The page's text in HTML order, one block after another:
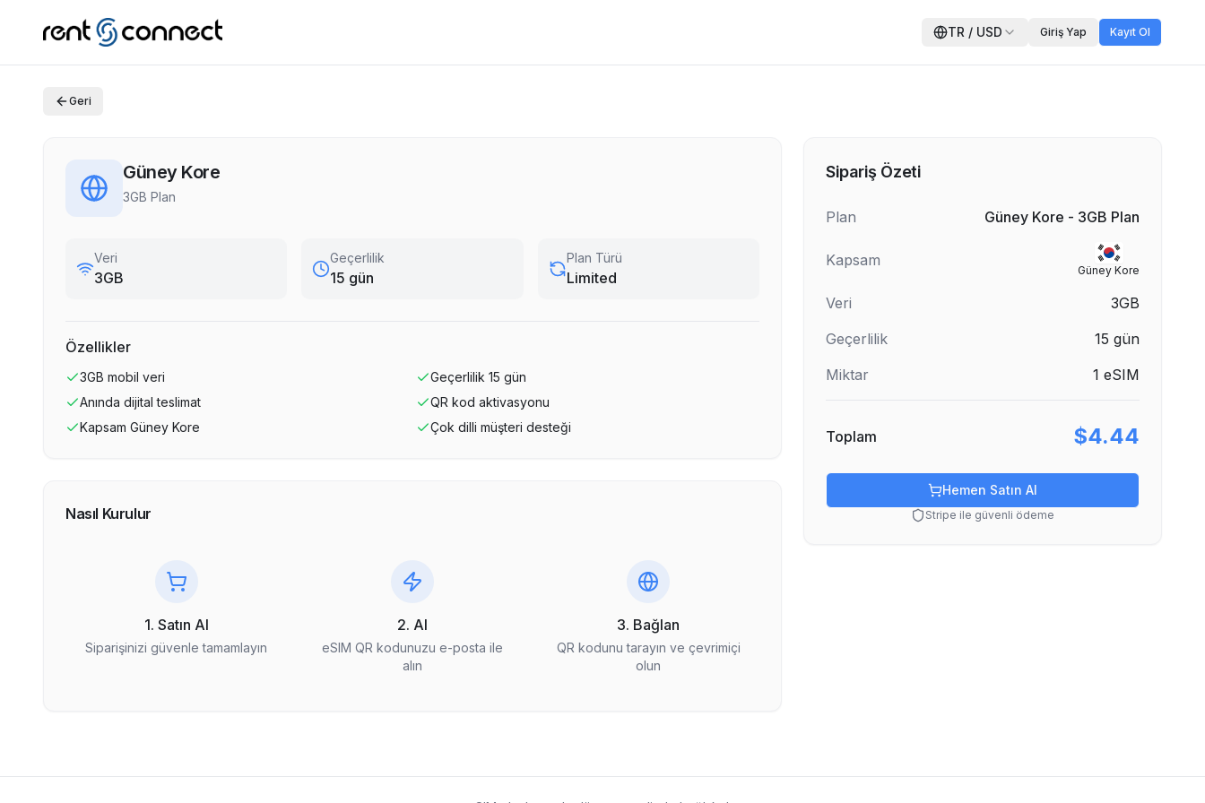
TR / USD Giriş Yap Kayıt Ol
Geri
Güney Kore
3GB Plan
Veri
3GB
Geçerlilik
15 gün
Plan Türü
Limited
Özellikler
3GB mobil veri Geçerlilik 15 gün
Anında dijital teslimat
QR kod aktivasyonu
Kapsam Güney Kore Çok dilli müşteri desteği
Nasıl Kurulur
1. Satın Al
Siparişinizi güvenle tamamlayın
2. Al
eSIM QR kodunuzu e-posta ile
alın
3. Bağlan
QR kodunu tarayın ve çevrimiçi
olun
Sipariş Özeti
Plan Güney Kore - 3GB Plan
Kapsam
Güney Kore
Veri
3GB
Geçerlilik
15 gün
Miktar
1 eSIM
Toplam $4.44
Hemen Satın Al
Stripe ile güvenli ödeme